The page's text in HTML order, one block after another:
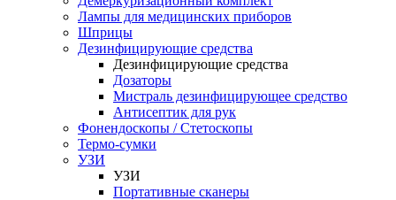
Лампы для медицинских приборов
Шприцы
Дезинфицирующие средства
Дезинфицирующие средства
Дозаторы
Мистраль дезинфицирующее средство
Антисептик для рук
Фонендоскопы / Стетоскопы
Термо-сумки
УЗИ
УЗИ
Портативные сканеры